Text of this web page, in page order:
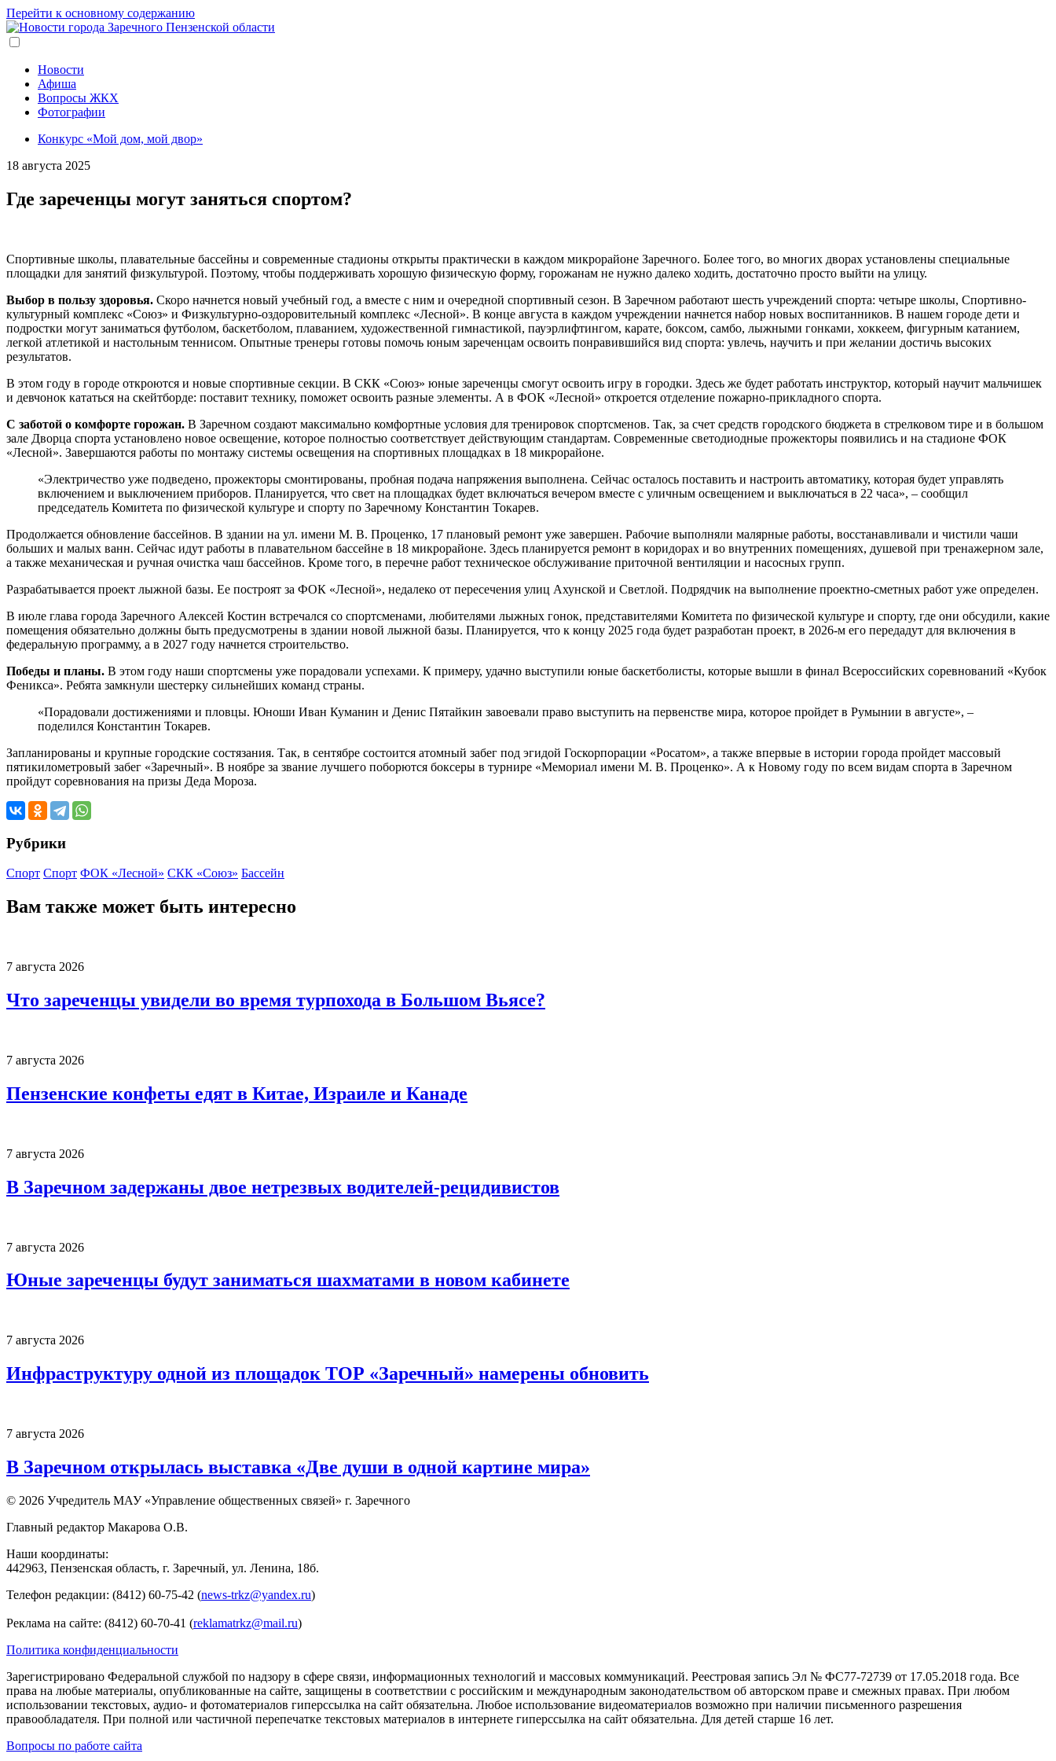
Перейти к основному содержанию
Новости
Афиша
Вопросы ЖКХ
Фотографии
Конкурс «Мой дом, мой двор»
18 августа 2025
Где зареченцы могут заняться спортом?
Спортивные школы, плавательные бассейны и современные стадионы открыты практически в каждом микрорайоне Заречного. Более того, во многих дворах установлены специальные
площадки для занятий физкультурой. Поэтому, чтобы поддерживать хорошую физическую форму, горожанам не нужно далеко ходить, достаточно просто выйти на улицу.
Выбор в пользу здоровья. Скоро начнется новый учебный год, а вместе с ним и очередной спортивный сезон. В Заречном работают шесть учреждений спорта: четыре школы, Спортивно-
культурный комплекс «Союз» и Физкультурно-оздоровительный комплекс «Лесной». В конце августа в каждом учреждении начнется набор новых воспитанников. В нашем городе дети и
подростки могут заниматься футболом, баскетболом, плаванием, художественной гимнастикой, пауэрлифтингом, карате, боксом, самбо, лыжными гонками, хоккеем, фигурным катанием,
легкой атлетикой и настольным теннисом. Опытные тренеры готовы помочь юным зареченцам освоить понравившийся вид спорта: увлечь, научить и при желании достичь высоких
результатов.
В этом году в городе откроются и новые спортивные секции. В СКК «Союз» юные зареченцы смогут освоить игру в городки. Здесь же будет работать инструктор, который научит мальчишек
и девчонок кататься на скейтборде: поставит технику, поможет освоить разные элементы. А в ФОК «Лесной» откроется отделение пожарно-прикладного спорта.
С заботой о комфорте горожан. В Заречном создают максимально комфортные условия для тренировок спортсменов. Так, за счет средств городского бюджета в стрелковом тире и в большом
зале Дворца спорта установлено новое освещение, которое полностью соответствует действующим стандартам. Современные светодиодные прожекторы появились и на стадионе ФОК
«Лесной». Завершаются работы по монтажу системы освещения на спортивных площадках в 18 микрорайоне.
«Электричество уже подведено, прожекторы смонтированы, пробная подача напряжения выполнена. Сейчас осталось поставить и настроить автоматику, которая будет управлять
включением и выключением приборов. Планируется, что свет на площадках будет включаться вечером вместе с уличным освещением и выключаться в 22 часа», – сообщил
председатель Комитета по физической культуре и спорту по Заречному Константин Токарев.
Продолжается обновление бассейнов. В здании на ул. имени М. В. Проценко, 17 плановый ремонт уже завершен. Рабочие выполняли малярные работы, восстанавливали и чистили чаши
больших и малых ванн. Сейчас идут работы в плавательном бассейне в 18 микрорайоне. Здесь планируется ремонт в коридорах и во внутренних помещениях, душевой при тренажерном зале,
а также механическая и ручная очистка чаш бассейнов. Кроме того, в перечне работ техническое обслуживание приточной вентиляции и насосных групп.
Разрабатывается проект лыжной базы. Ее построят за ФОК «Лесной», недалеко от пересечения улиц Ахунской и Светлой. Подрядчик на выполнение проектно-сметных работ уже определен.
В июле глава города Заречного Алексей Костин встречался со спортсменами, любителями лыжных гонок, представителями Комитета по физической культуре и спорту, где они обсудили, какие
помещения обязательно должны быть предусмотрены в здании новой лыжной базы. Планируется, что к концу 2025 года будет разработан проект, в 2026-м его передадут для включения в
федеральную программу, а в 2027 году начнется строительство.
Победы и планы. В этом году наши спортсмены уже порадовали успехами. К примеру, удачно выступили юные баскетболисты, которые вышли в финал Всероссийских соревнований «Кубок
Феникса». Ребята замкнули шестерку сильнейших команд страны.
«Порадовали достижениями и пловцы. Юноши Иван Куманин и Денис Пятайкин завоевали право выступить на первенстве мира, которое пройдет в Румынии в августе», –
поделился Константин Токарев.
Запланированы и крупные городские состязания. Так, в сентябре состоится атомный забег под эгидой Госкорпорации «Росатом», а также впервые в истории города пройдет массовый
пятикилометровый забег «Заречный». В ноябре за звание лучшего поборются боксеры в турнире «Мемориал имени М. В. Проценко». А к Новому году по всем видам спорта в Заречном
пройдут соревнования на призы Деда Мороза.
Рубрики
Спорт Спорт ФОК «Лесной» СКК «Союз» Бассейн
Вам также может быть интересно
7 августа 2026
Что зареченцы увидели во время турпохода в Большом Вьясе?
7 августа 2026
Пензенские конфеты едят в Китае, Израиле и Канаде
7 августа 2026
В Заречном задержаны двое нетрезвых водителей-рецидивистов
7 августа 2026
Юные зареченцы будут заниматься шахматами в новом кабинете
7 августа 2026
Инфраструктуру одной из площадок ТОР «Заречный» намерены обновить
7 августа 2026
В Заречном открылась выставка «Две души в одной картине мира»
© 2026 Учредитель МАУ «Управление общественных связей» г. Заречного
Главный редактор Макарова О.В.
Наши координаты:
442963, Пензенская область, г. Заречный, ул. Ленина, 18б.
Телефон редакции: (8412) 60-75-42 (news-trkz@yandex.ru)
Реклама на сайте: (8412) 60-70-41 (reklamatrkz@mail.ru)
Политика конфиденциальности
Зарегистрировано Федеральной службой по надзору в сфере связи, информационных технологий и массовых коммуникаций. Реестровая запись Эл № ФС77-72739 от 17.05.2018 года. Все
права на любые материалы, опубликованные на сайте, защищены в соответствии с российским и международным законодательством об авторском праве и смежных правах. При любом
использовании текстовых, аудио- и фотоматериалов гиперссылка на сайт обязательна. Любое использование видеоматериалов возможно при наличии письменного разрешения
правообладателя. При полной или частичной перепечатке текстовых материалов в интернете гиперссылка на сайт обязательна. Для детей старше 16 лет.
Вопросы по работе сайта